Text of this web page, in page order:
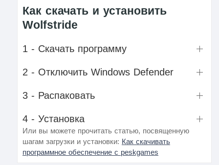
Как скачать и установить
Wolfstride
1 - Скачать программу
2 - Отключить Windows Defender
3 - Распаковать
4 - Установка
Или вы можете прочитать статью, посвященную
шагам загрузки и установки: Как скачивать
программное обеспечение с peskgames